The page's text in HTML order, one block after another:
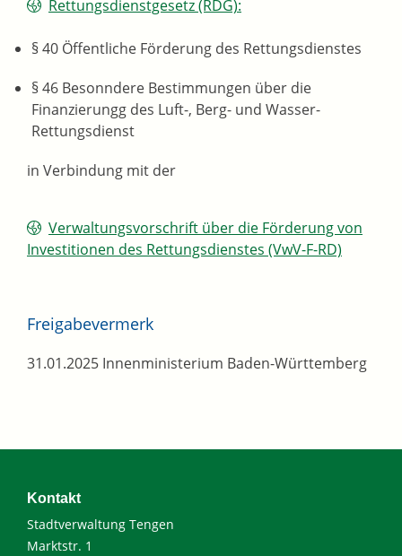
Rettungsdienstgesetz (RDG):
§ 40 Öffentliche Förderung des Rettungsdienstes
§ 46 Besonndere Bestimmungen über die
Finanzierungg des Luft-, Berg- und Wasser-
Rettungsdienst
in Verbindung mit der
Verwaltungsvorschrift über die Förderung von
Investitionen des Rettungsdienstes (VwV-F-RD)
Freigabevermerk
31.01.2025 Innenministerium Baden-Württemberg
Kontakt
Stadtverwaltung Tengen
Marktstr. 1